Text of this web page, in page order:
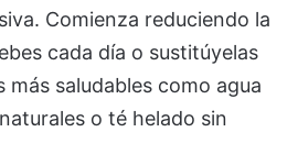
Comienza reduciendo la
cada día o sustitúyelas
más saludables como agua
o té helado sin